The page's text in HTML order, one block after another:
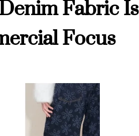
Focus